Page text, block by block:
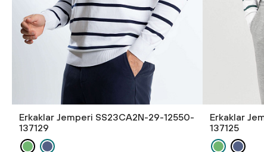
Erkaklar Jemperi SS23CA2N-29-12550-
137129
Erkaklar
137125